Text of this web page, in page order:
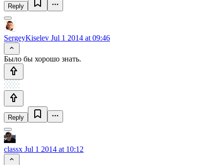
Reply
SergeyKiselev Jul 1 2014 at 09:46
Было бы хорошо знать.
Reply
classx Jul 1 2014 at 10:12